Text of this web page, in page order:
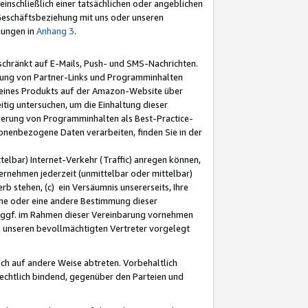
einer tatsächlichen oder angeblichen
mit uns oder unseren
in Anhang 3.
auf E-Mails, Push- und SMS-Nachrichten.
von Partner-Links und Programminhalten
Produkts auf der Amazon-Website über
untersuchen, um die Einhaltung dieser
von Programminhalten als Best-Practice-
Daten verarbeiten, finden Sie in der
Internet-Verkehr (Traffic) anregen können,
jederzeit (unmittelbar oder mittelbar)
stehen, (c) ein Versäumnis unsererseits, Ihre
oder eine andere Bestimmung dieser
im Rahmen dieser Vereinbarung vornehmen
unseren bevollmächtigten Vertreter vorgelegt
auf andere Weise abtreten. Vorbehaltlich
bindend, gegenüber den Parteien und